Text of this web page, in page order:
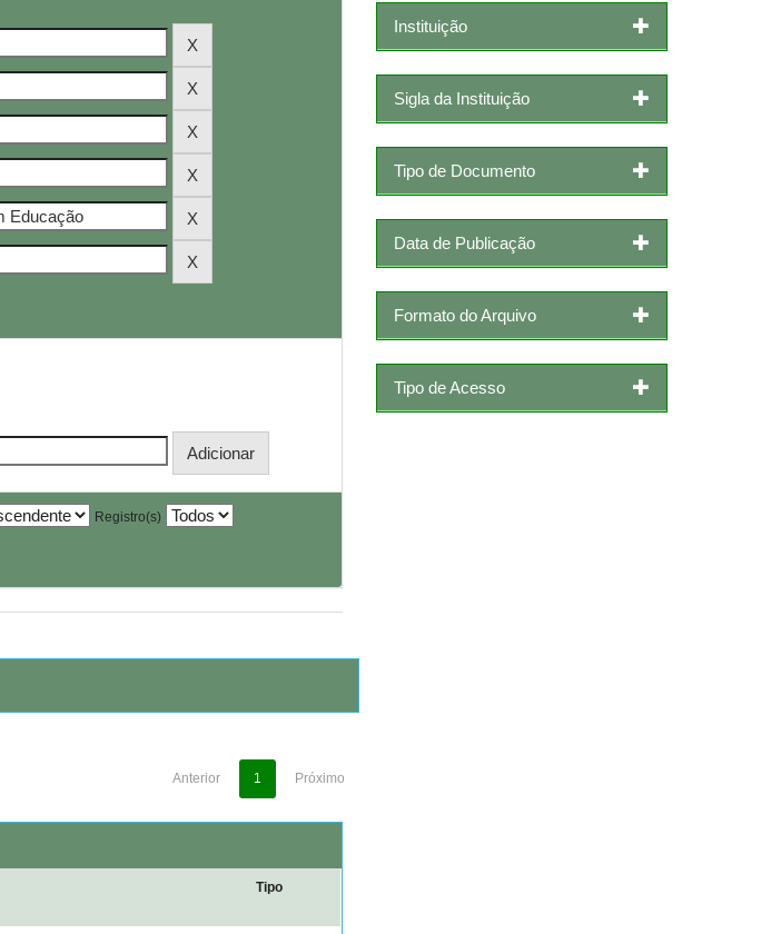
Registro(s)
Anterior 1 Próximo
Tipo
Instituição
Sigla da Instituição
Tipo de Documento
Data de Publicação
Formato do Arquivo
Tipo de Acesso